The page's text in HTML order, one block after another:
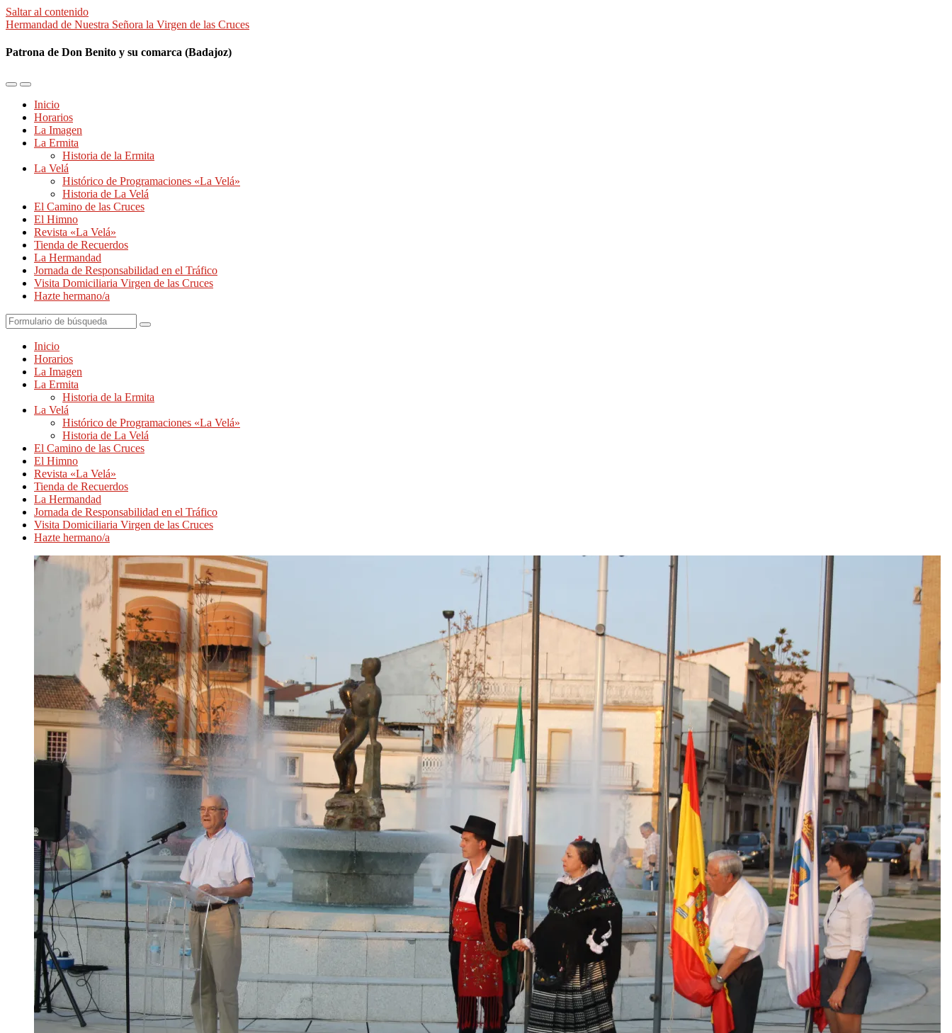
Saltar al contenido
Hermandad de Nuestra Señora la Virgen de las Cruces
Patrona de Don Benito y su comarca (Badajoz)
Alternar
menú
móvil
Alternar
campo
de
búsqueda
Inicio
Horarios
La Imagen
La Ermita
Historia de la Ermita
La Velá
Histórico de Programaciones «La Velá»
Historia de La Velá
El Camino de las Cruces
El Himno
Revista «La Velá»
Tienda de Recuerdos
La Hermandad
Jornada de Responsabilidad en el Tráfico
Visita Domiciliaria Virgen de las Cruces
Hazte hermano/a
Buscar
Inicio
Horarios
La Imagen
La Ermita
Historia de la Ermita
La Velá
Histórico de Programaciones «La Velá»
Historia de La Velá
El Camino de las Cruces
El Himno
Revista «La Velá»
Tienda de Recuerdos
La Hermandad
Jornada de Responsabilidad en el Tráfico
Visita Domiciliaria Virgen de las Cruces
Hazte hermano/a